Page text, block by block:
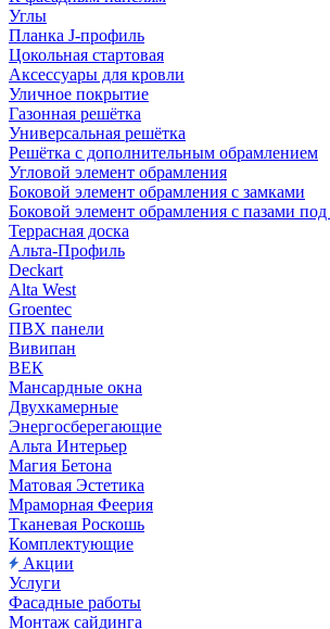
Углы
Планка J-профиль
Цокольная стартовая
Аксессуары для кровли
Уличное покрытие
Газонная решётка
Универсальная решётка
Решётка с дополнительным обрамлением
Угловой элемент обрамления
Боковой элемент обрамления с замками
Боковой элемент обрамления с пазами под
Террасная доска
Альта-Профиль
Deckart
Alta West
Groentec
ПВХ панели
Вивипан
ВЕК
Мансардные окна
Двухкамерные
Энергосберегающие
Альта Интерьер
Магия Бетона
Матовая Эстетика
Мраморная Феерия
Тканевая Роскошь
Комплектующие
Акции
Услуги
Фасадные работы
Монтаж сайдинга